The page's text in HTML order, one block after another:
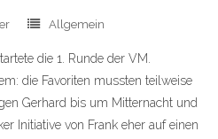
Allgemein
die 1. Runde der VM.
die Favoriten mussten teilweise
Gerhard bis um Mitternacht und
Initiative von Frank eher auf einen